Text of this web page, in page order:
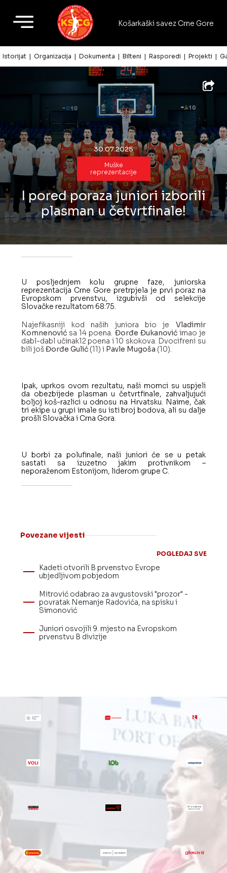
Ne propustite
naše aktivnosti!
Reprezentacije
Seniorske
lige
Kup
CG
Lige
dječaka
Lige
djevojčica
Sudije
Delegati
Crne
Gore
decembar
Istorijat
Organizacija
Mediji
Košarkaški savez Crne Gore
Istorijat Organizacija Dokumenta Bilteni Rasporedi Projekti
Muške
reprezentacije
I pored poraza juniori izborili
plasman u četvrtfinale!
30.07.2025
U posljednjem kolu grupne faze, juniorska
reprezentacija Crne Gore pretrpjela je prvi poraz na
Evropskom prvenstvu, izgubivši od selekcije
Slovačke rezultatom 68:75.
Najefikasniji kod naših juniora bio je Vladimir
Komnenović sa 14 poena. Đorđe Đukanovićimao je
dabl-dabl učinak12 poena i 10 skokova. Dvocifreni su
bili jošĐorđe Gulić (11) i Pavle Mugoša (10).
Ipak, uprkos ovom rezultatu, naši momci su uspjeli
da obezbijede plasman u četvrtfinale, zahvaljujući
boljoj koš-razlici u odnosu na Hrvatsku. Naime, čak
tri ekipe u grupi imale su isti broj bodova, ali su dalje
prošli Slovačka i Crna Gora.
U borbi za polufinale, naši juniori će se u petak
sastati sa izuzetno jakim protivnikom –
neporaženom Estonijom, liderom grupe C.
Povezane vijesti
POGLEDAJ SVE
Kadeti otvorili B prvenstvo Evrope
ubjedljivom pobjedom
Mitrović odabrao za avgustovski "prozor" -
povratak Nemanje Radovića, na spisku i
Simonović
Juniori osvojili 9. mjesto na Evropskom
prvenstvu B divizije